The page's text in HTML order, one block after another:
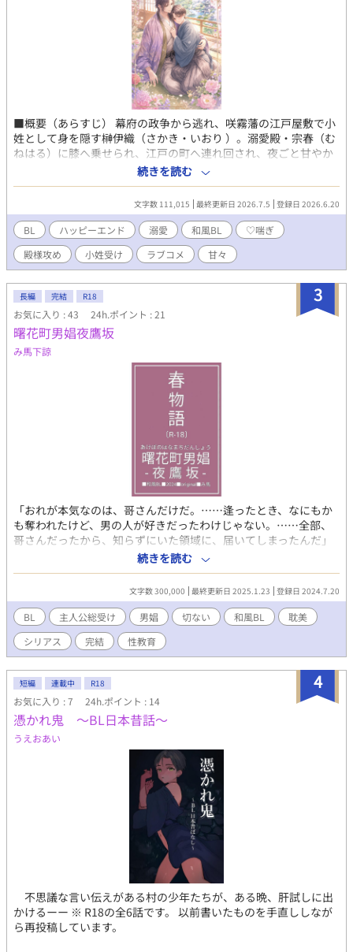
■概要（あらすじ） 幕府の政争から逃れ、咲霧藩の江戸屋敷で小
姓として身を隠す榊伊織（さかき・いおり ）。溺愛殿・宗春（む
ねはる）に膝へ乗せられ、江戸の町へ連れ回され、夜ごと甘やか
されるうち、職務で済ませていた心がほどけていく。 ■一言コメ
ント 甘々江戸ラブコメの全部が、若君を守る愛だった。殿ｘ小姓
イチャイチャ好き向け。 ■登場人物 咲霧宗春（さきぎり・むねは
る）咲霧藩主。 榊伊織（さかき・いおり）訳あり小姓。 霧生景継
（きりゅう・かげつぐ）宗春の従兄弟で家老。 青柳直澄 （あおや
ぎ・なおずみ）咲霧藩勘定奉行。 咲霧春丸（さきぎり・はるま
る）宗春の幼い弟。 石堂主膳（いしどう・しゅぜん）幕府中枢の
老中格。 鳥居玄蕃（とりい・げんば）幕府の監察役。 胡蝶太夫
（こちょうだゆう）吉原の女形。 ■タグ 江戸風BL / 小姓受け / 殿
様攻め / 甘々 / ラブコメ / ♡喘ぎ / R15 / ハッピーエンド / 和風BL /
時代風ファンタジー / 溺愛攻め / 健気受け ■AI活用 ・表紙（AIイ
ラスト） ・会話テンポ＆文章校正 ・タイトル/名前/タグ案 ■その
ほか 全年齢対象。（R15相当）
続きを読む
文字数 111,015 最終更新日 2026.7.5 登録日 2026.6.20
BL ハッピーエンド 溺愛 和風BL
♡喘ぎ
殿様攻め
小姓受け ラブコメ 甘々
3
長編 完結 R18
お気に入り : 43 24h.ポイント : 21
曙花町男娼夜鷹坂
み馬下諒
「おれが本気なのは、哥さんだけだ。……逢ったとき、なにもか
も奪われたけど、男の人が好きだったわけじゃない。……全部、
哥さんだったから、知らずにいた領域に、届いてしまったんだ」
（ハルチカ） 「おれがあんたの猫になってやるよ。……ほら、に
ゃーんってな」（エンジュ） 筆者の趣味丸出しパワーアップ、ほ
ぼ異世界ファンタジーだと思ってください。 男娼の主人公が性活
動する物語。エロ重視です。 ★お試し読みは〘16〙アズナヒあた
りが作品の雰囲気がわかりやすいかと思います★ ✿第12回BL大賞
エントリー作品✿最終結果2838作品中／542位✿応援ありがとう
ございました✿
続きを読む
文字数 300,000 最終更新日 2025.1.23 登録日 2024.7.20
BL 主人公総受け 男娼 切ない 和風BL
耽美
シリアス
完結 性教育
4
短編 連載中 R18
お気に入り : 7 24h.ポイント : 14
憑かれ鬼 〜BL日本昔話〜
うえおあい
不思議な言い伝えがある村の少年たちが、ある晩、肝試しに出
かけるーー ※ R18の全6話です。 以前書いたものを手直ししなが
ら再投稿しています。